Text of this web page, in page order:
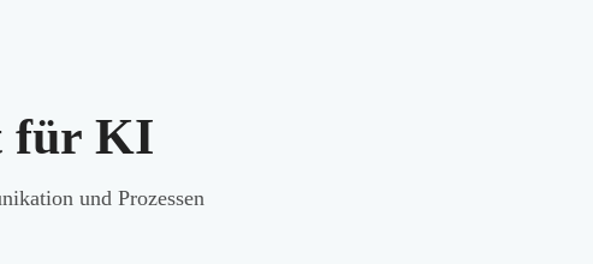
für KI
und Prozessen